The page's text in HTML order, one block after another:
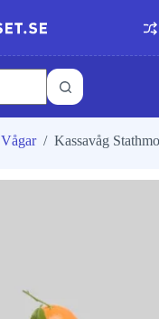
Vågar / Kassavåg